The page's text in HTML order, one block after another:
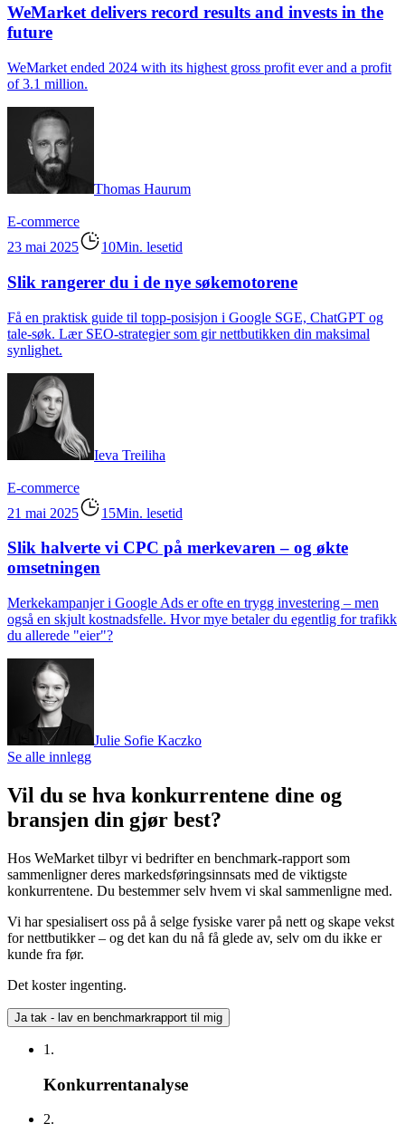
WeMarket delivers record results and invests in the
future
WeMarket ended 2024 with its highest gross profit ever and a profit
of 3.1 million.
Thomas Haurum
E-commerce
23 mai 2025
10Min. lesetid
Slik rangerer du i de nye søkemotorene
Få en praktisk guide til topp-posisjon i Google SGE, ChatGPT og
tale-søk. Lær SEO-strategier som gir nettbutikken din maksimal
synlighet.
Ieva Treiliha
E-commerce
21 mai 2025
15Min. lesetid
Slik halverte vi CPC på merkevaren – og økte
omsetningen
Merkekampanjer i Google Ads er ofte en trygg investering – men
også en skjult kostnadsfelle. Hvor mye betaler du egentlig for trafikk
du allerede "eier"?
Julie Sofie Kaczko
Se alle innlegg
Vil du se hva konkurrentene dine og
bransjen din gjør best?
Hos WeMarket tilbyr vi bedrifter en benchmark-rapport som
sammenligner deres markedsføringsinnsats med de viktigste
konkurrentene. Du bestemmer selv hvem vi skal sammenligne med.
Vi har spesialisert oss på å selge fysiske varer på nett og skape vekst
for nettbutikker – og det kan du nå få glede av, selv om du ikke er
kunde fra før.
Det koster ingenting.
Ja tak - lav en benchmarkrapport til mig
1.
Konkurrentanalyse
2.